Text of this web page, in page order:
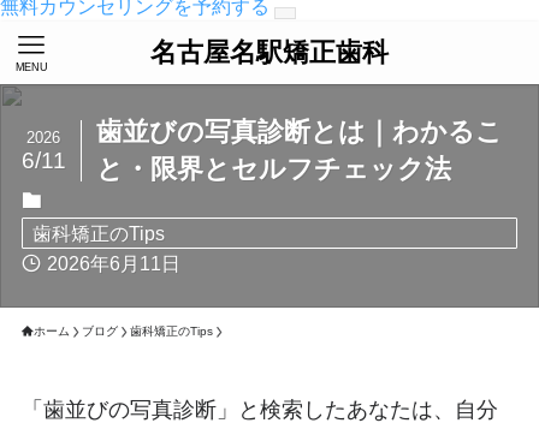
無料カウンセリングを予約する
名古屋名駅矯正歯科
MENU
歯並びの写真診断とは｜わかるこ
と・限界とセルフチェック法
2026
6/11
歯科矯正のTips
2026年6月11日
ホーム ブログ 歯科矯正のTips
「歯並びの写真診断」と検索したあなたは、自分